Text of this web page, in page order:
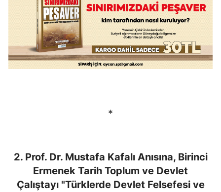
*
2. Prof. Dr. Mustafa Kafalı Anısına, Birinci
Ermenek Tarih Toplum ve Devlet
Çalıştayı "Türklerde Devlet Felsefesi ve